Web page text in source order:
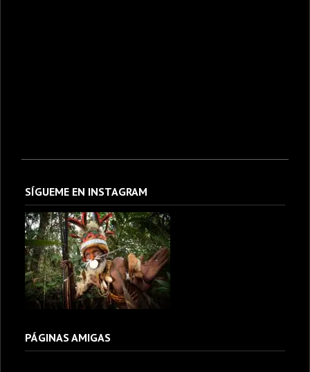
SÍGUEME EN INSTAGRAM
PÁGINAS AMIGAS